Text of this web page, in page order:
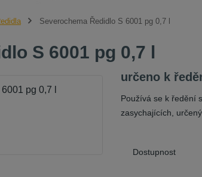
Severochema Ředidlo S 6001 pg 0,7 l
S 6001 pg 0,7 l
určeno k
Používá se k ředění
zasychajících,
Dostupnost